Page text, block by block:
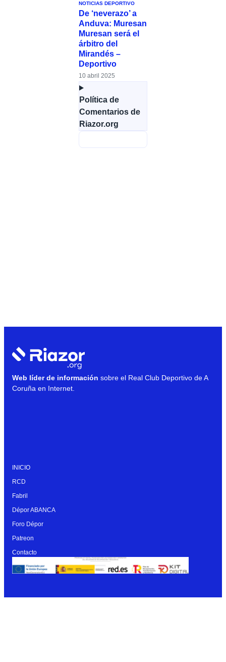
NOTICIAS DEPORTIVO
De ‘neverazo’ a
Anduva: Muresan
Muresan será el
árbitro del
Mirandés –
Deportivo
10 abril 2025
Política de
Comentarios de
Riazor.org
Web líder de información sobre el Real Club Deportivo de A
Coruña en Internet.
INICIO
RCD
Fabril
Dépor ABANCA
Foro Dépor
Patreon
Contacto